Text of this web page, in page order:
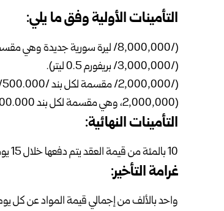
التأمينات الأولية وفق ما يلي:
(/8,000,000/ ليرة سورية جديدة وهي مقسمة لكل بند /2.000.000/ بريفورم 1.5 ليتر).
(/3,000,000/ بريفورم 0.5 ليتر).
(/2,000,000/ مقسمة لكل بند /500.000/ سدادات)
(2,000,000، وهي مقسمة لكل بند 500.000 نايلون تغليف).
التأمينات النهائية:
10 بالمئة من قيمة العقد يتم دفعها خلال 15 يوماً من توقيع الإحالة.
غرامة التأخير:
واحد بالألف من إجمالي قيمة المواد عن كل يوم تأخير على